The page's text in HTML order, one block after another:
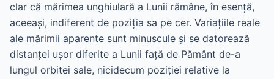
clar că mărimea unghiulară a Lunii rămâne, în esență,
aceeași, indiferent de poziția sa pe cer. Variațiile reale
ale mărimii aparente sunt minuscule și se datorează
distanței ușor diferite a Lunii față de Pământ de-a
lungul orbitei sale, nicidecum poziției relative la